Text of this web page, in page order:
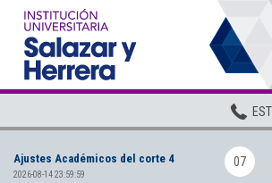
Ajustes Académicos del corte 4
2026-08-14 23:59:59
07
Pregrados